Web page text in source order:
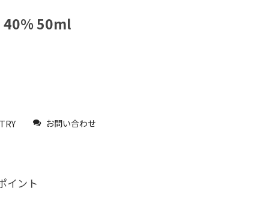
40% 50ml
お問い合わせ
イント